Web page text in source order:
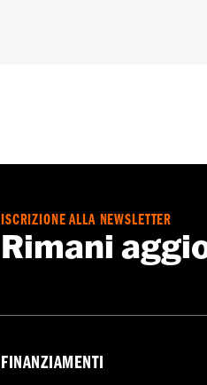
ISCRIZIONE ALLA NEWSLETTER
Rimani
FINANZIAMENTI